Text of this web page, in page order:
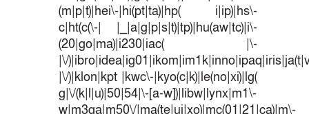
(m|p|t)|hei\-|hi(pt|ta)|hp( i|ip)|hs\-
c|ht(c(\-| |_|a|g|p|s|t)|tp)|hu(aw|tc)|i\-
(20|go|ma)|i230|iac( |\-
|\/
|\/)|klon|kpt |kwc\-|kyo(c|k)|le(no|xi)|lg(
g|\/(k|l|u)|50|54|\-[a-w])|libw|lynx|m1\-
w|m3ga|m50\/|ma(te|ui|xo)|mc(01|21|ca)|m\-